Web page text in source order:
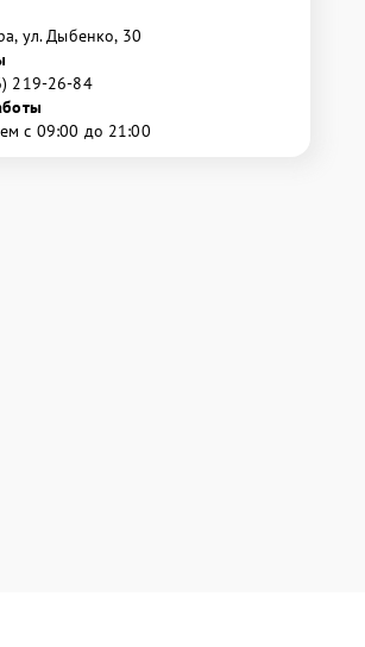
ул. Дыбенко, 30
219-26-84
с 09:00 до 21:00